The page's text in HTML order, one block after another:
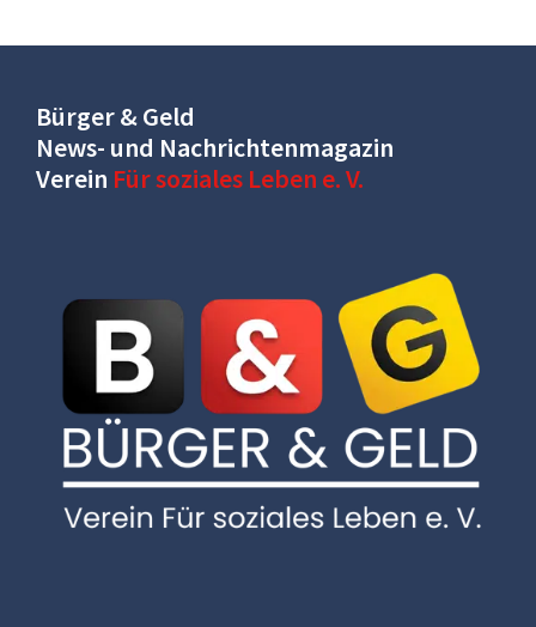
Bürger & Geld
News- und Nachrichtenmagazin
Verein Für soziales Leben e. V.